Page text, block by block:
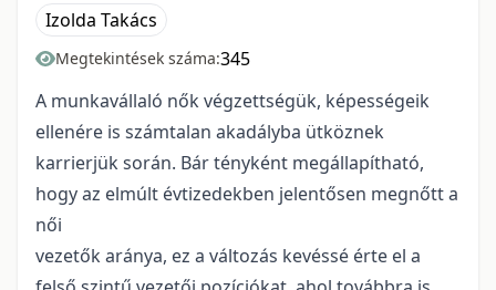
Izolda Takács
Megtekintések száma:345
A munkavállaló nők végzettségük, képességeik
ellenére is számtalan akadályba ütköznek
karrierjük során. Bár tényként megállapítható,
hogy az elmúlt évtizedekben jelentősen megnőtt a
női
vezetők aránya, ez a változás kevéssé érte el a